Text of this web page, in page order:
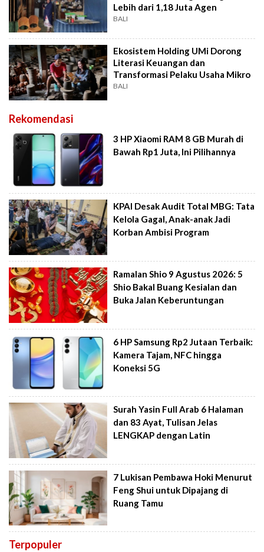
Lebih dari 1,18 Juta Agen
BALI
Ekosistem Holding UMi Dorong
Literasi Keuangan dan
Transformasi Pelaku Usaha Mikro
BALI
Rekomendasi
3 HP Xiaomi RAM 8 GB Murah di
Bawah Rp1 Juta, Ini Pilihannya
KPAI Desak Audit Total MBG: Tata
Kelola Gagal, Anak-anak Jadi
Korban Ambisi Program
Ramalan Shio 9 Agustus 2026: 5
Shio Bakal Buang Kesialan dan
Buka Jalan Keberuntungan
6 HP Samsung Rp2 Jutaan Terbaik:
Kamera Tajam, NFC hingga
Koneksi 5G
Surah Yasin Full Arab 6 Halaman
dan 83 Ayat, Tulisan Jelas
LENGKAP dengan Latin
7 Lukisan Pembawa Hoki Menurut
Feng Shui untuk Dipajang di
Ruang Tamu
Terpopuler